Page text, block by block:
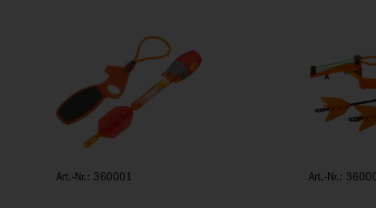
Art.-Nr.: 360001 Art.-Nr.: